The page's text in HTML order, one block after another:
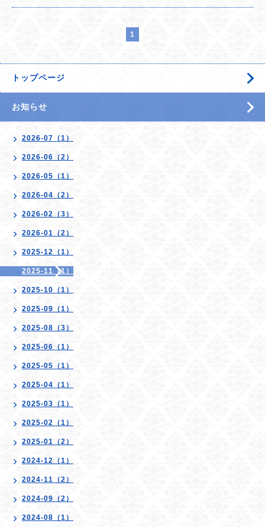
1
トップページ
お知らせ
2026-07（1）
2026-06（2）
2026-05（1）
2026-04（2）
2026-02（3）
2026-01（2）
2025-12（1）
2025-11（1）
2025-10（1）
2025-09（1）
2025-08（3）
2025-06（1）
2025-05（1）
2025-04（1）
2025-03（1）
2025-02（1）
2025-01（2）
2024-12（1）
2024-11（2）
2024-09（2）
2024-08（1）